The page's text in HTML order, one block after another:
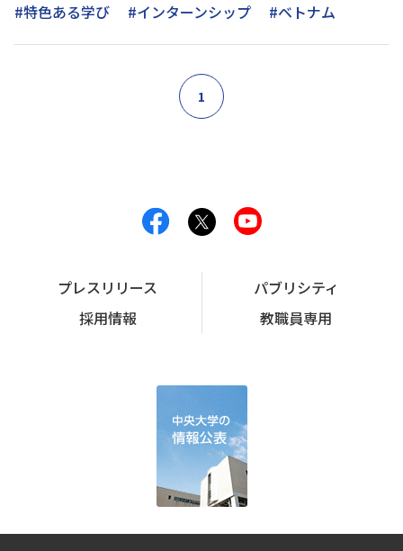
#特色ある学び
#インターンシップ #ベトナム
1
プレスリリース
パブリシティ
採用情報
教職員専用